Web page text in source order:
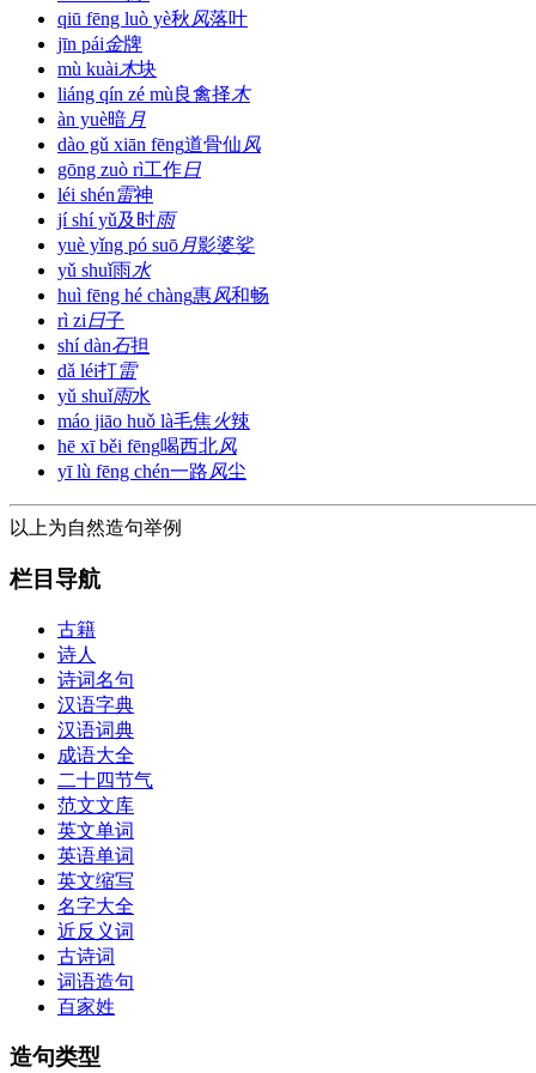
qiū fēng luò yè秋风落叶
jīn pái金牌
mù kuài木块
liáng qín zé mù良禽择木
àn yuè暗月
dào gǔ xiān fēng道骨仙风
gōng zuò rì工作日
léi shén雷神
jí shí yǔ及时雨
yuè yǐng pó suō月影婆娑
yǔ shuǐ雨水
huì fēng hé chàng惠风和畅
rì zi日子
shí dàn石担
dǎ léi打雷
yǔ shuǐ雨水
máo jiāo huǒ là毛焦 火辣
hē xī běi fēng喝西北风
yī lù fēng chén一路风尘
以上为自然造句举例
栏目导航
古籍
诗人
诗词名句
汉语字典
汉语词典
成语大全
二十四节气
范文文库
英文单词
英语单词
英文缩写
名字大全
近反义词
古诗词
词语造句
百家姓
造句类型